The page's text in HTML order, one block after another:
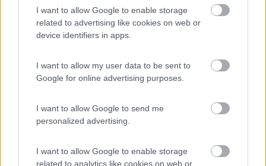
I want to allow Google to enable storage
related to advertising like cookies on web or
device identifiers in apps.
I want to allow my user data to be sent to
Google for online advertising purposes.
I want to allow Google to send me
personalized advertising.
I want to allow Google to enable storage
related to analytics like cookies on web or
Inserito il14/03/2018 alle:10:38:11
storia dell'umanità. Peraltro affrontando temi dalla difficile
comprensione, totalmente controintuitivi. Io credo che riposerà